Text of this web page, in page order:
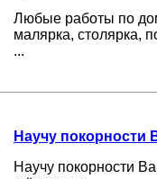
Любые работы по
малярка, столярка,
...
Научу покорности
Научу покорности